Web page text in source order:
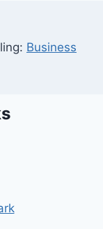
Business